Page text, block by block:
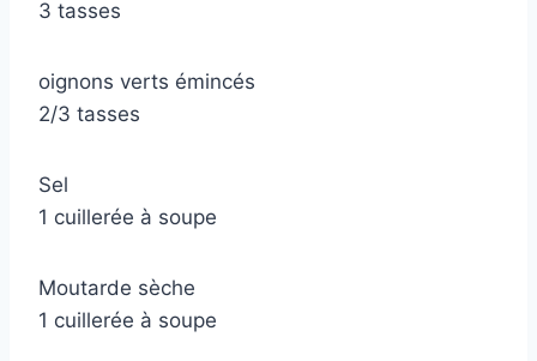
3 tasses
oignons verts émincés
2/3 tasses
Sel
1 cuillerée à soupe
Moutarde sèche
1 cuillerée à soupe